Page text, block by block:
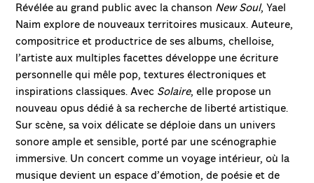
Révélée au grand public avec la chanson New Soul, Yael
Naim explore de nouveaux territoires musicaux. Auteure,
compositrice et productrice de ses albums, chelloise,
l’artiste aux multiples facettes développe une écriture
personnelle qui mêle pop, textures électroniques et
inspirations classiques. Avec Solaire, elle propose un
nouveau opus dédié à sa recherche de liberté artistique.
Sur scène, sa voix délicate se déploie dans un univers
sonore ample et sensible, porté par une scénographie
immersive. Un concert comme un voyage intérieur, où la
musique devient un espace d’émotion, de poésie et de